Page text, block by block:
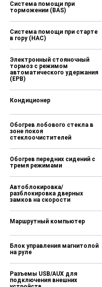
Система помощи при
торможении (BAS)
Система помощи при старте
в гору (HAC)
Электронный стояночный
тормоз с режимом
автоматического удержания
(EPB)
Кондиционер
Обогрев лобового стекла в
зоне покоя
стеклоочистителей
Обогрев передних сидений с
тремя режимами
Автоблокировка/
разблокировка дверных
замков на скорости
Маршрутный компьютер
Блок управления магнитолой
на руле
Разъемы USB/AUX для
подключения внешних